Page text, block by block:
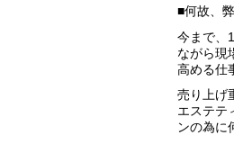
■何故、
今まで、
ながら現
高める仕
売り上げ
エステテ
ンの為に